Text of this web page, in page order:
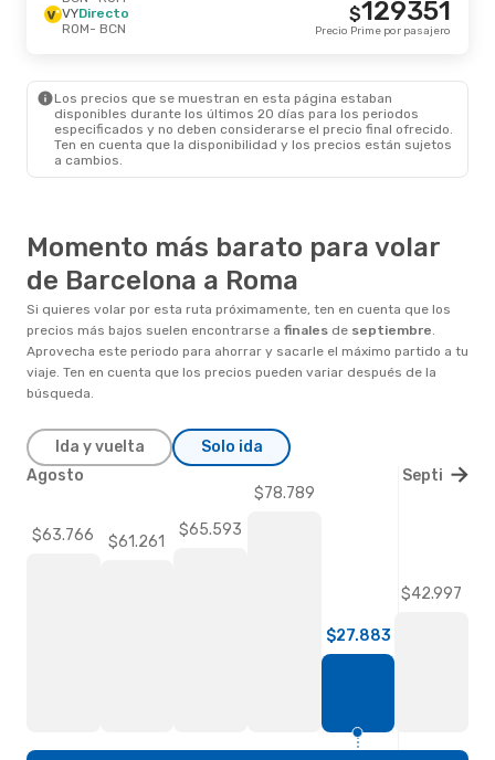
VYDirecto
ROM- BCN
129351
$
Precio Prime por pasajero
Los precios que se muestran en esta página estaban
disponibles durante los últimos 20 días para los periodos
especificados y no deben considerarse el precio final ofrecido.
Ten en cuenta que la disponibilidad y los precios están sujetos
a cambios.
Momento más barato para volar
de Barcelona a Roma
Si quieres volar por esta ruta próximamente, ten en cuenta que los
precios más bajos suelen encontrarse a finales de septiembre.
Aprovecha este periodo para ahorrar y sacarle el máximo partido a tu
viaje. Ten en cuenta que los precios pueden variar después de la
búsqueda.
Ida y vuelta Solo ida
$63.766 $61.261
$65.593
$78.789
$27.883
$42.997
Agosto Septiembre